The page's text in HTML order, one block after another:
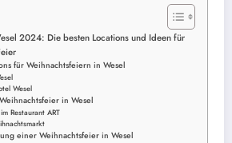
2024: Die besten Locations und Ideen für
für Weihnachtsfeiern in Wesel
Wesel
in Wesel
Restaurant ART
einer Weihnachtsfeier in Wesel